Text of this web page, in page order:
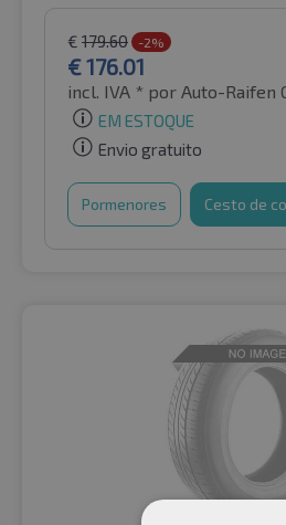
€ 179.60 -2%
€176.01
incl. IVA * por Auto-Raifen
EM ESTOQUE
Envio gratuito
Pormenores Cesto de